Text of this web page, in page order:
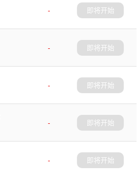
-
即将开始
-
即将开始
-
即将开始
-
即将开始
-
即将开始